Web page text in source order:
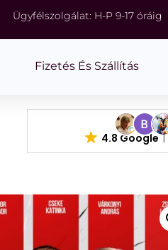
Ügyfélszolgálat: H-P 9-17 óráig
Fizetés És Szállítás
4.8 Google